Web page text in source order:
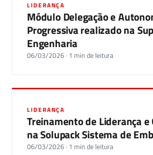
LIDERANÇA
Módulo Delegação e
Progressiva realizado na
Engenharia
06/03/2026 · 1 min de leitura
LIDERANÇA
Treinamento de Liderança e
na Solupack Sistema de
06/03/2026 · 1 min de leitura